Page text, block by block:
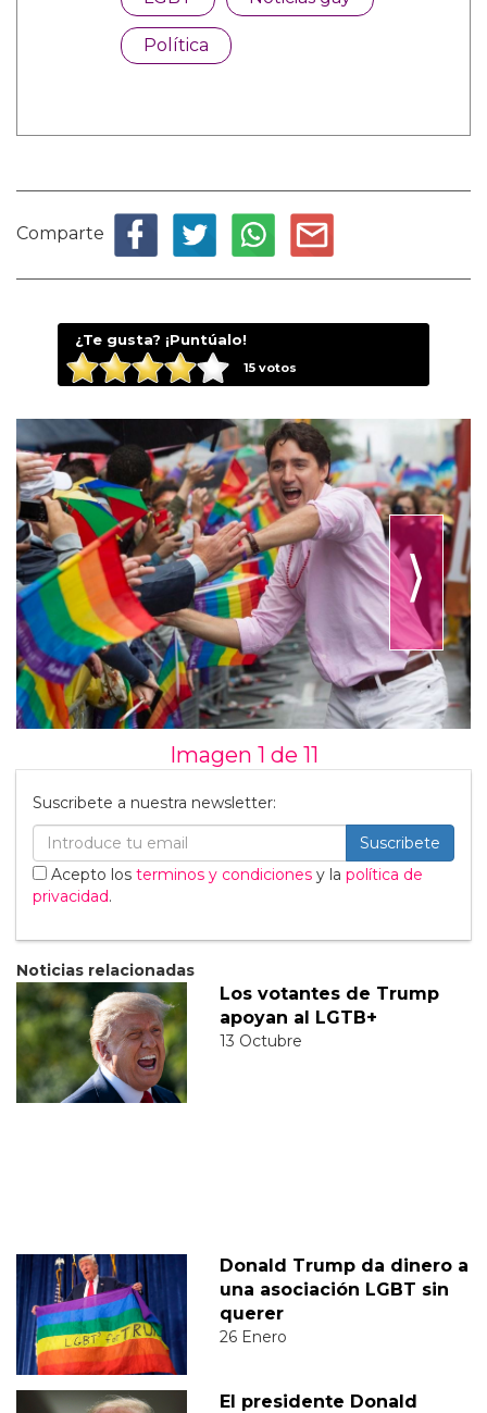
Política
Comparte
¿Te gusta? ¡Puntúalo!
15votos
⟩
Imagen 1 de 11
Suscribete a nuestra newsletter:
Suscribete
Acepto los terminos y condiciones y la política de
privacidad.
Noticias relacionadas
Los votantes de Trump
apoyan al LGTB+
13 Octubre
Donald Trump da dinero a
una asociación LGBT sin
querer
26 Enero
El presidente Donald